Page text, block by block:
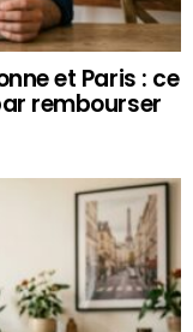
et Paris : ce
rembourser